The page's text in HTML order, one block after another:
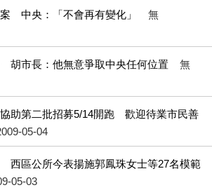
中央：「不會再有變化」
無
胡市長：他無意爭取中央任何位置
無
助第二批招募5/14開跑 歡迎待業市民善
05-04
西區公所今表揚施郭鳳珠女士等27名模範
05-03